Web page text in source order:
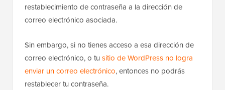
restablecimiento de contraseña a la dirección de
correo electrónico asociada.
Sin embargo, si no tienes acceso a esa dirección de
correo electrónico, o tu sitio de WordPress no logra
enviar un correo electrónico, entonces no podrás
restablecer tu contraseña.